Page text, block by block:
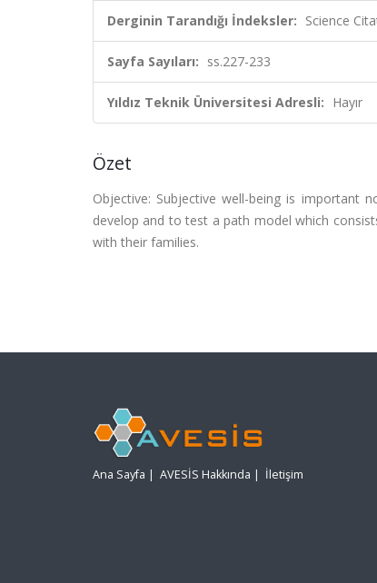
Derginin Tarandığı İndeksler: Science
Sayfa Sayıları: ss.227-233
Yıldız Teknik Üniversitesi Adresli: Hayır
Özet
Objective: Subjective well-being is
develop and to test a path model which
with their families.
Ana Sayfa | AVESİS Hakkında | İletişim